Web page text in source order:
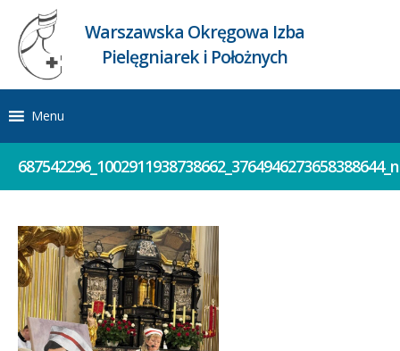
Warszawska Okręgowa Izba
Pielęgniarek i Położnych
Menu
687542296_1002911938738662_3764946273658388644_n